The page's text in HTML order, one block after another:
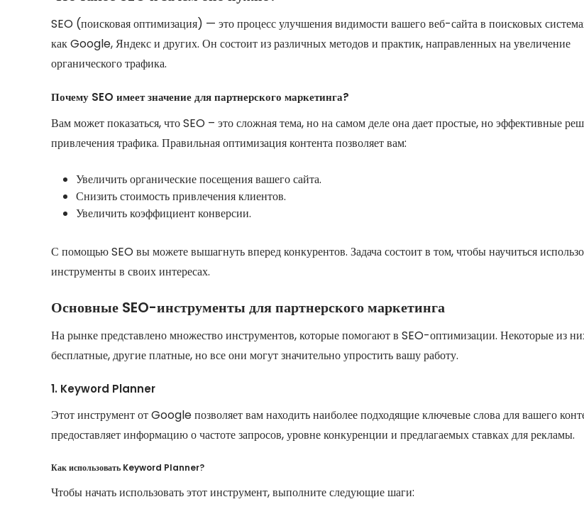
SEO (поисковая оптимизация) — это процесс улучшения видимости вашего веб-сайта в поисковых
как Google, Яндекс и других. Он состоит из различных методов и практик, направленных на увеличение
органического трафика.
Почему SEO имеет значение для партнерского маркетинга?
Вам может показаться, что SEO – это сложная тема, но на самом деле она дает простые, но эффективные
привлечения трафика. Правильная оптимизация контента позволяет вам:
Увеличить органические посещения вашего сайта.
Снизить стоимость привлечения клиентов.
Увеличить коэффициент конверсии.
С помощью SEO вы можете вышагнуть вперед конкурентов. Задача состоит в том, чтобы научиться
инструменты в своих интересах.
Основные SEO-инструменты для партнерского маркетинга
На рынке представлено множество инструментов, которые помогают в SEO-оптимизации. Некоторые из
бесплатные, другие платные, но все они могут значительно упростить вашу работу.
1. Keyword Planner
Этот инструмент от Google позволяет вам находить наиболее подходящие ключевые слова для вашего
предоставляет информацию о частоте запросов, уровне конкуренции и предлагаемых ставках для рекламы.
Как использовать Keyword Planner?
Чтобы начать использовать этот инструмент, выполните следующие шаги: